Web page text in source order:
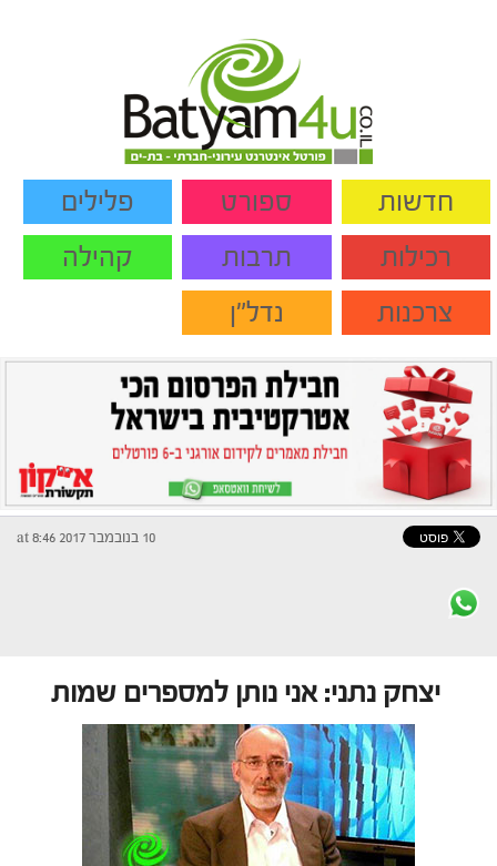
חדשות ספורט
פלילים
רכילות
תרבות
קהילה
צרכנות
נדל"ן
10 בנובמבר 2017 at 8:46
יצחק נתני: אני נותן למספרים שמות